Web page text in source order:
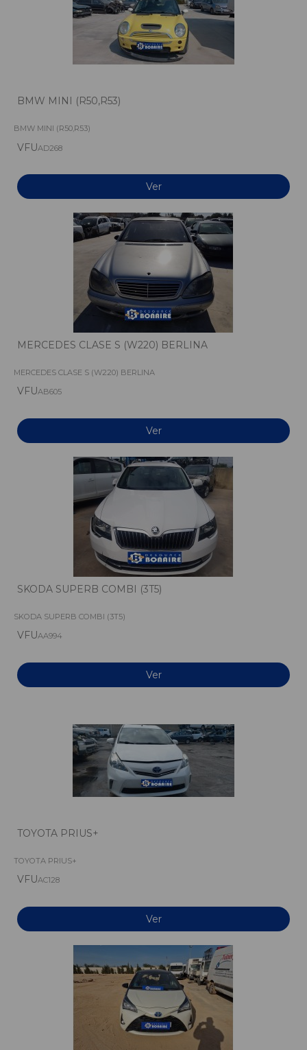
BMW MINI (R50,R53)
BMW MINI (R50,R53)
VFUAD268
Ver
MERCEDES CLASE S (W220) BERLINA
MERCEDES CLASE S (W220) BERLINA
VFUAB605
Ver
SKODA SUPERB COMBI (3T5)
SKODA SUPERB COMBI (3T5)
VFUAA994
Ver
TOYOTA PRIUS+
TOYOTA PRIUS+
VFUAC128
Ver